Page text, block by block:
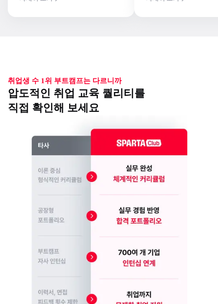
취업생 수 1위 부트캠프는 다르니까
압도적인 취업 교육 퀄리티를
직접 확인해 보세요